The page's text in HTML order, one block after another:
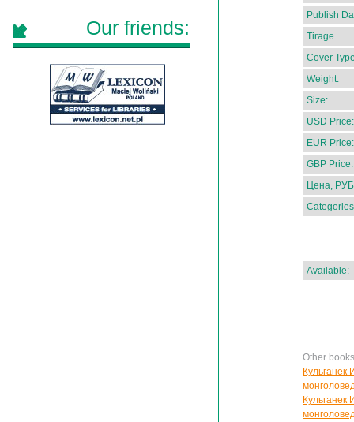
Publish
Tirage
Cover
Weight:
Size:
USD Price:
EUR Price:
GBP Price:
Цена,
Available:
Other
Кульганек
Кульганек
Our friends: